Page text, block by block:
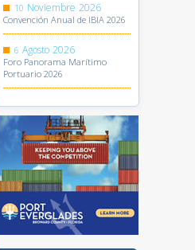
10 Noviembre 2026
Convención Anual de IBIA 2026
6 Agosto 2026
Foro Panorama Marítimo
Portuario 2026